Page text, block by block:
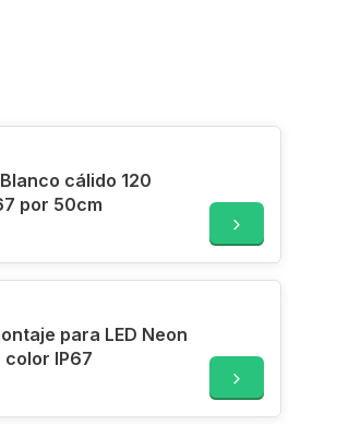
cálido 120
por 50cm
para LED Neon
color IP67